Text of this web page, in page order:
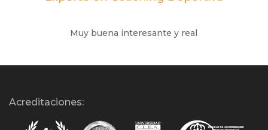
Muy buena interesante y real
Acreditaciones: